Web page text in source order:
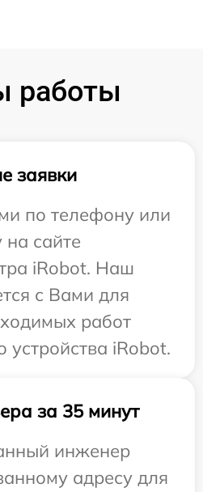
работы
заявки
по телефону или
на сайте
iRobot. Наш
с Вами для
работ
iRobot.
за 35 минут
инженер
адресу для